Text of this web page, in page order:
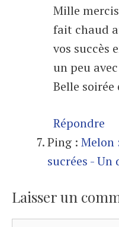
Mille
fait chaud
vos succès
un peu
Belle
Répondre
Ping : Melon
sucrées - Un
Laisser un